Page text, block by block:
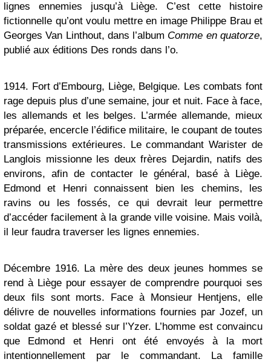
lignes ennemies jusqu’à Liège. C’est cette histoire
fictionnelle qu’ont voulu mettre en image Philippe Brau et
Georges Van Linthout, dans l’album Comme en quatorze,
publié aux éditions Des ronds dans l’o.
1914. Fort d’Embourg, Liège, Belgique. Les combats font
rage depuis plus d’une semaine, jour et nuit. Face à face,
les allemands et les belges. L’armée allemande, mieux
préparée, encercle l’édifice militaire, le coupant de toutes
transmissions extérieures. Le commandant Warister de
Langlois missionne les deux frères Dejardin, natifs des
environs, afin de contacter le général, basé à Liège.
Edmond et Henri connaissent bien les chemins, les
ravins ou les fossés, ce qui devrait leur permettre
d’accéder facilement à la grande ville voisine. Mais voilà,
il leur faudra traverser les lignes ennemies.
Décembre 1916. La mère des deux jeunes hommes se
rend à Liège pour essayer de comprendre pourquoi ses
deux fils sont morts. Face à Monsieur Hentjens, elle
délivre de nouvelles informations fournies par Jozef, un
soldat gazé et blessé sur l’Yzer. L’homme est convaincu
que Edmond et Henri ont été envoyés à la mort
intentionnellement par le commandant. La famille